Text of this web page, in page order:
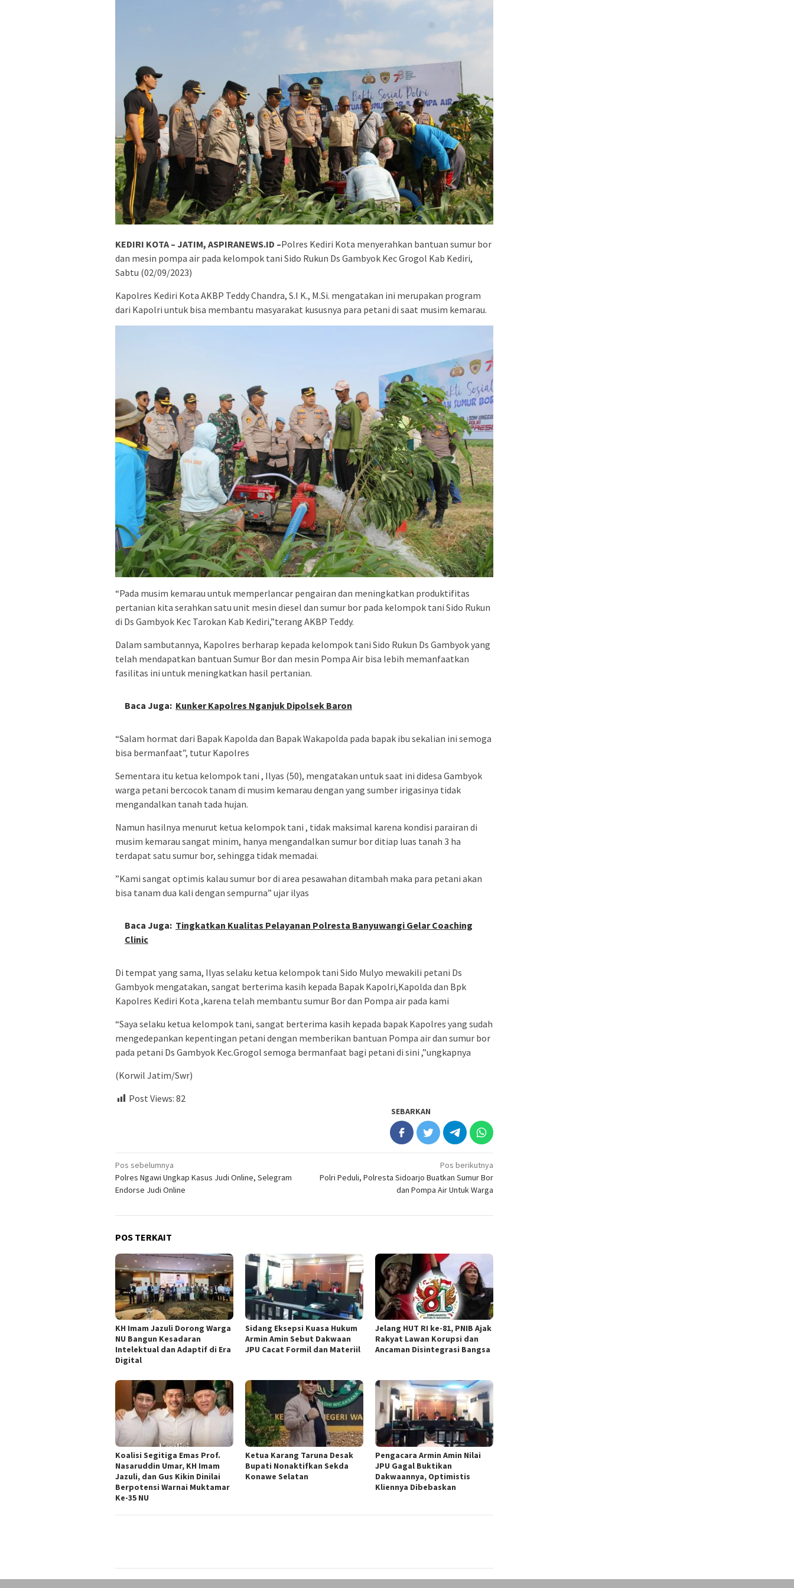
KEDIRI KOTA – JATIM, ASPIRANEWS.ID –Polres Kediri Kota menyerahkan bantuan sumur bor
dan mesin pompa air pada kelompok tani Sido Rukun Ds Gambyok Kec Grogol Kab Kediri,
Sabtu (02/09/2023)
Kapolres Kediri Kota AKBP Teddy Chandra, S.I K., M.Si. mengatakan ini merupakan program
dari Kapolri untuk bisa membantu masyarakat kususnya para petani di saat musim kemarau.
“Pada musim kemarau untuk memperlancar pengairan dan meningkatkan produktifitas
pertanian kita serahkan satu unit mesin diesel dan sumur bor pada kelompok tani Sido Rukun
di Ds Gambyok Kec Tarokan Kab Kediri,”terang AKBP Teddy.
Dalam sambutannya, Kapolres berharap kepada kelompok tani Sido Rukun Ds Gambyok yang
telah mendapatkan bantuan Sumur Bor dan mesin Pompa Air bisa lebih memanfaatkan
fasilitas ini untuk meningkatkan hasil pertanian.
Baca Juga: Kunker Kapolres Nganjuk Dipolsek Baron
“Salam hormat dari Bapak Kapolda dan Bapak Wakapolda pada bapak ibu sekalian ini semoga
bisa bermanfaat”, tutur Kapolres
Sementara itu ketua kelompok tani , Ilyas (50), mengatakan untuk saat ini didesa Gambyok
warga petani bercocok tanam di musim kemarau dengan yang sumber irigasinya tidak
mengandalkan tanah tada hujan.
Namun hasilnya menurut ketua kelompok tani , tidak maksimal karena kondisi parairan di
musim kemarau sangat minim, hanya mengandalkan sumur bor ditiap luas tanah 3 ha
terdapat satu sumur bor, sehingga tidak memadai.
”Kami sangat optimis kalau sumur bor di area pesawahan ditambah maka para petani akan
bisa tanam dua kali dengan sempurna” ujar ilyas
Baca Juga: Tingkatkan Kualitas Pelayanan Polresta Banyuwangi Gelar Coaching
Clinic
Di tempat yang sama, Ilyas selaku ketua kelompok tani Sido Mulyo mewakili petani Ds
Gambyok mengatakan, sangat berterima kasih kepada Bapak Kapolri,Kapolda dan Bpk
Kapolres Kediri Kota ,karena telah membantu sumur Bor dan Pompa air pada kami
“Saya selaku ketua kelompok tani, sangat berterima kasih kepada bapak Kapolres yang sudah
mengedepankan kepentingan petani dengan memberikan bantuan Pompa air dan sumur bor
pada petani Ds Gambyok Kec.Grogol semoga bermanfaat bagi petani di sini ,”ungkapnya
(Korwil Jatim/Swr)
Post Views: 82
SEBARKAN
Navigasi
pos
Pos sebelumnya
Polres Ngawi Ungkap Kasus Judi Online, Selegram
Endorse Judi Online
Pos berikutnya
Polri Peduli, Polresta Sidoarjo Buatkan Sumur Bor
dan Pompa Air Untuk Warga
POS TERKAIT
KH Imam Jazuli Dorong Warga
NU Bangun Kesadaran
Intelektual dan Adaptif di Era
Digital
‎Sidang Eksepsi Kuasa Hukum
Armin Amin Sebut Dakwaan
JPU Cacat Formil dan Materiil
Jelang HUT RI ke-81, PNIB Ajak
Rakyat Lawan Korupsi dan
Ancaman Disintegrasi Bangsa
Koalisi Segitiga Emas Prof.
Nasaruddin Umar, KH Imam
Jazuli, dan Gus Kikin Dinilai
Berpotensi Warnai Muktamar
Ke-35 NU
Ketua ‎Karang Taruna Desak
Bupati Nonaktifkan Sekda
Konawe Selatan
‎Pengacara Armin Amin Nilai
JPU Gagal Buktikan
Dakwaannya, Optimistis
Kliennya Dibebaskan